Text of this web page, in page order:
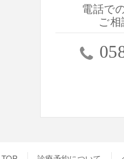
電話で
ご